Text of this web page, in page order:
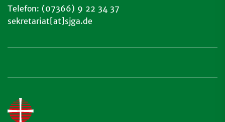
Telefon: (07366) 9 22 34 37
sekretariat[at]sjga.de